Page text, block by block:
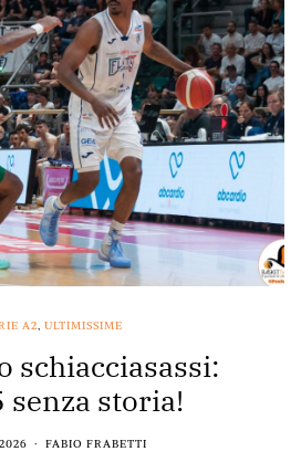
A2, ULTIMISSIME
schiacciasassi:
senza storia!
FABIO FRABETTI